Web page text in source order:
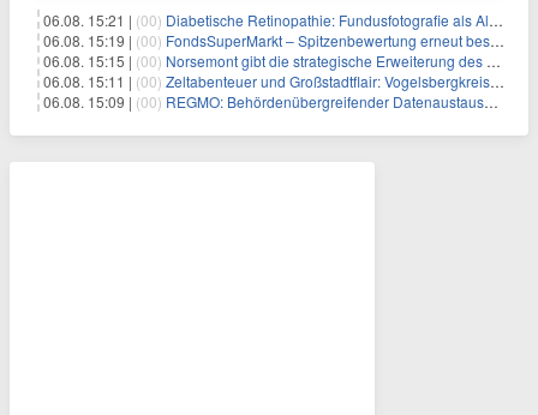
06.08. 15:21 | (00) Diabetische Retinopathie: Fundusfotografie als Alternative zur Ophthalmoskopie
06.08. 15:19 | (00) FondsSuperMarkt – Spitzenbewertung erneut bestätigt
06.08. 15:15 | (00) Norsemont gibt die strategische Erweiterung des Konzessionspakets Choquelimpie auf 9.048 Hektar bekannt
06.08. 15:11 | (00) Zeltabenteuer und Großstadtflair: Vogelsbergkreis blickt auf zwei erfolgreiche Sommerfreizeiten zurück
06.08. 15:09 | (00) REGMO: Behördenübergreifender Datenaustausch für Millionen Bürger:innen – Teil 1